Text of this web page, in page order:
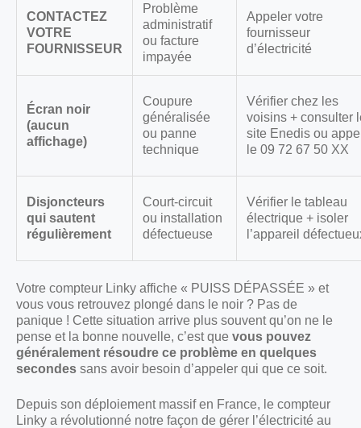
CONTACTEZ
VOTRE
FOURNISSEUR
Problème
administratif
ou facture
impayée
Appeler votre
fournisseur
d’électricité
Écran noir
(aucun
affichage)
Coupure
généralisée
ou panne
technique
Vérifier chez les
voisins + consulter
site Enedis ou
le 09 72 67 50 XX
Disjoncteurs
qui sautent
régulièrement
Court-circuit
ou installation
défectueuse
Vérifier le tableau
électrique + isoler
l’appareil
Votre compteur Linky affiche « PUISS DÉPASSÉE » et
vous vous retrouvez plongé dans le noir ? Pas de
panique ! Cette situation arrive plus souvent qu’on ne le
pense et la bonne nouvelle, c’est que vous pouvez
généralement résoudre ce problème en quelques
secondes sans avoir besoin d’appeler qui que ce soit.
Depuis son déploiement massif en France, le compteur
Linky a révolutionné notre façon de gérer l’électricité au